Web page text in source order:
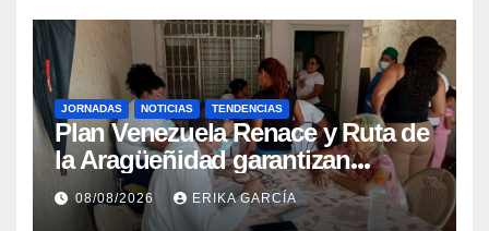
JORNADAS NOTICIAS TENDENCIAS
Plan Venezuela Renace y Ruta de
la Aragüeñidad garantizan
atención médica integral en
Aragua
08/08/2026 ERIKA GARCÍA